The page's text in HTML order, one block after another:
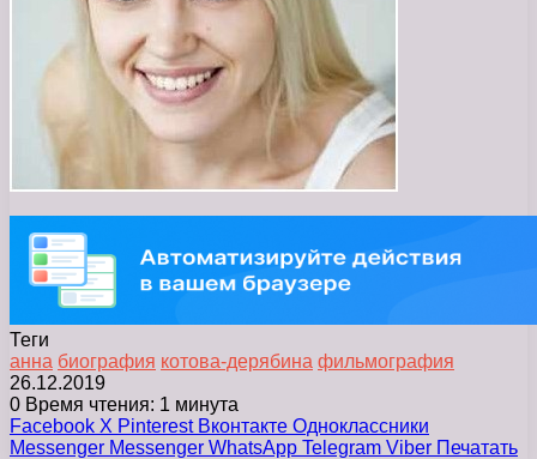
Теги
анна биография котова-дерябина фильмография
26.12.2019
0 Время чтения: 1 минута
Facebook X Pinterest Вконтакте Одноклассники
Messenger Messenger WhatsApp Telegram Viber Печатать